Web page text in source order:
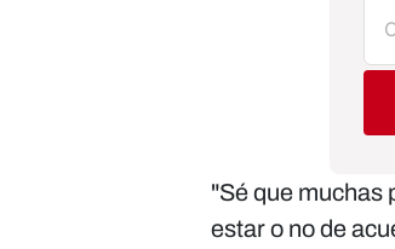
"Sé que muchas
estar o no de